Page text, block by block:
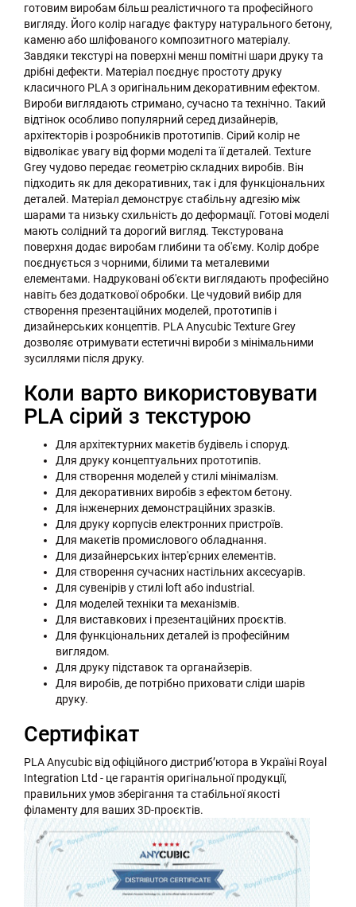
готовим виробам більш реалістичного та професійного
вигляду. Його колір нагадує фактуру натурального бетону,
каменю або шліфованого композитного матеріалу.
Завдяки текстурі на поверхні менш помітні шари друку та
дрібні дефекти. Матеріал поєднує простоту друку
класичного PLA з оригінальним декоративним ефектом.
Вироби виглядають стримано, сучасно та технічно. Такий
відтінок особливо популярний серед дизайнерів,
архітекторів і розробників прототипів. Сірий колір не
відволікає увагу від форми моделі та її деталей. Texture
Grey чудово передає геометрію складних виробів. Він
підходить як для декоративних, так і для функціональних
деталей. Матеріал демонструє стабільну адгезію між
шарами та низьку схильність до деформації. Готові моделі
мають солідний та дорогий вигляд. Текстурована
поверхня додає виробам глибини та об'єму. Колір добре
поєднується з чорними, білими та металевими
елементами. Надруковані об'єкти виглядають професійно
навіть без додаткової обробки. Це чудовий вибір для
створення презентаційних моделей, прототипів і
дизайнерських концептів. PLA Anycubic Texture Grey
дозволяє отримувати естетичні вироби з мінімальними
зусиллями після друку.
Коли варто використовувати
PLA сірий з текстурою
Для архітектурних макетів будівель і споруд.
Для друку концептуальних прототипів.
Для створення моделей у стилі мінімалізм.
Для декоративних виробів з ефектом бетону.
Для інженерних демонстраційних зразків.
Для друку корпусів електронних пристроїв.
Для макетів промислового обладнання.
Для дизайнерських інтер'єрних елементів.
Для створення сучасних настільних аксесуарів.
Для сувенірів у стилі loft або industrial.
Для моделей техніки та механізмів.
Для виставкових і презентаційних проєктів.
Для функціональних деталей із професійним
виглядом.
Для друку підставок та органайзерів.
Для виробів, де потрібно приховати сліди шарів
друку.
Сертифікат
PLA Anycubic від офіційного дистриб’ютора в Україні Royal
Integration Ltd - це гарантія оригінальної продукції,
правильних умов зберігання та стабільної якості
філаменту для ваших 3D-проєктів.